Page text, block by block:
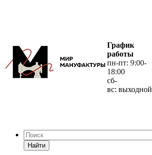
График
работы
пн-пт: 9:00-
18:00
сб-
вс: выходной
Найти